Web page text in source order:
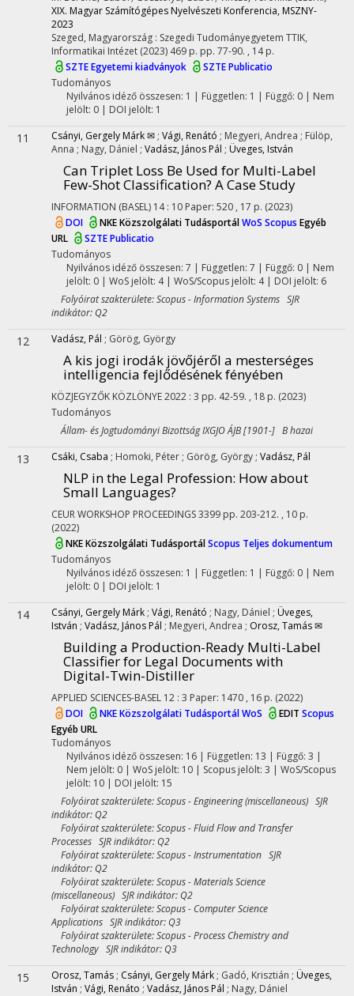
XIX. Magyar Számítógépes Nyelvészeti Konferencia, MSZNY-
2023
Szeged, Magyarország : Szegedi Tudományegyetem TTIK,
Informatikai Intézet (2023) 469 p. pp. 77-90. , 14 p.
SZTE Egyetemi kiadványok
SZTE Publicatio
Tudományos
Nyilvános idéző összesen: 1 | Független: 1 | Függő: 0 | Nem
jelölt: 0 | DOI jelölt: 1
11 Csányi, Gergely Márk ✉ ; Vági, Renátó ; Megyeri, Andrea ; Fülöp,
Anna ; Nagy, Dániel ; Vadász, János Pál ; Üveges, István
Can Triplet Loss Be Used for Multi-Label
Few-Shot Classification? A Case Study
INFORMATION (BASEL) 14: 10 Paper: 520 , 17 p. (2023)
DOI
NKE Közszolgálati TudásportálWoS Scopus Egyéb
URL
SZTE Publicatio
Tudományos
Nyilvános idéző összesen: 7 | Független: 7 | Függő: 0 | Nem
jelölt: 0 | WoS jelölt: 4 | WoS/Scopus jelölt: 4 | DOI jelölt: 6
Folyóirat szakterülete: Scopus - Information Systems SJR
indikátor: Q2
12 Vadász, Pál ; Görög, György
A kis jogi irodák jövőjéről a mesterséges
intelligencia fejlődésének fényében
KÖZJEGYZŐK KÖZLÖNYE2022 : 3 pp. 42-59. , 18 p. (2023)
Tudományos
Állam- és Jogtudományi Bizottság IXGJO ÁJB [1901-] B hazai
13 Csáki, Csaba ; Homoki, Péter ; Görög, György ; Vadász, Pál
NLP in the Legal Profession: How about
Small Languages?
CEUR WORKSHOP PROCEEDINGS3399 pp. 203-212. , 10 p.
(2022)
NKE Közszolgálati TudásportálScopus Teljes dokumentum
Tudományos
Nyilvános idéző összesen: 1 | Független: 1 | Függő: 0 | Nem
jelölt: 0 | DOI jelölt: 1
14 Csányi, Gergely Márk ; Vági, Renátó ; Nagy, Dániel ; Üveges,
István ; Vadász, János Pál ; Megyeri, Andrea ; Orosz, Tamás ✉
Building a Production-Ready Multi-Label
Classifier for Legal Documents with
Digital-Twin-Distiller
APPLIED SCIENCES-BASEL 12 : 3 Paper: 1470 , 16 p. (2022)
DOI
NKE Közszolgálati TudásportálWoS EDIT Scopus
Egyéb URL
Tudományos
Nyilvános idéző összesen: 16| Független: 13 | Függő: 3 |
Nem jelölt: 0 | WoS jelölt: 10 | Scopus jelölt: 3 | WoS/Scopus
jelölt: 10 | DOI jelölt: 15
Folyóirat szakterülete: Scopus - Engineering (miscellaneous) SJR
indikátor: Q2
Folyóirat szakterülete: Scopus - Fluid Flow and Transfer
Processes SJR indikátor: Q2
Folyóirat szakterülete: Scopus - Instrumentation SJR
indikátor: Q2
Folyóirat szakterülete: Scopus - Materials Science
(miscellaneous) SJR indikátor: Q2
Folyóirat szakterülete: Scopus - Computer Science
Applications SJR indikátor: Q3
Folyóirat szakterülete: Scopus - Process Chemistry and
Technology SJR indikátor: Q3
15 Orosz, Tamás ; Csányi, Gergely Márk ; Gadó, Krisztián ; Üveges,
István ; Vági, Renáto ; Vadász, János Pál ; Nagy, Dániel